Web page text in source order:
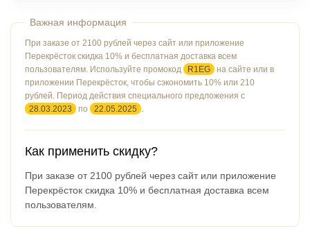
При заказе от 2100 рублей через сайт или приложение
Перекрёсток скидка 10% и бесплатная доставка всем
пользователям. Используйте промокод
R1EG
на сайте или в
приложении Перекрёсток, чтобы сэкономить 10% или 210
рублей. Период действия специального предложения с
28.03.2023
по 22.05.2025 .
Как применить скидку?
При заказе от 2100 рублей через сайт или приложение
Перекрёсток скидка 10% и бесплатная доставка всем
пользователям.